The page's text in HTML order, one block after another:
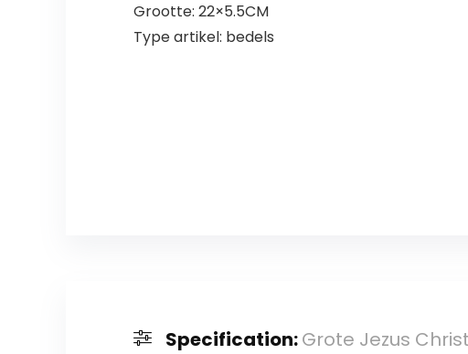
Grootte: 22×5.5CM
Type artikel: bedels
Specification:Grote Jezus